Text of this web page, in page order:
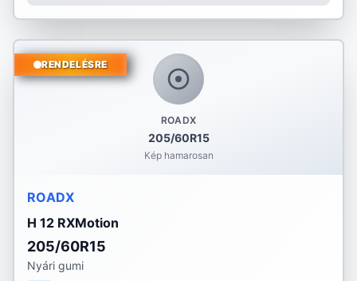
ROADX
205/60R15
Kép hamarosan
RENDELÉSRE
ROADX
H 12 RXMotion
205/60R15
Nyári gumi